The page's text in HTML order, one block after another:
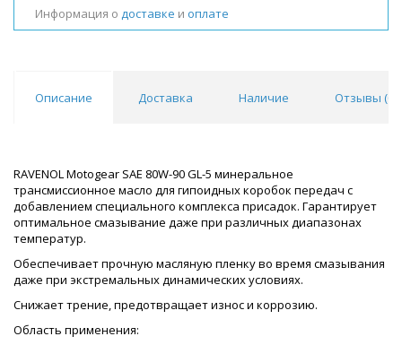
Информация о доставке и оплате
Описание Доставка Наличие Отзывы (0
RAVENOL Motogear SAE 80W-90 GL-5 минеральное
трансмиссионное масло для гипоидных коробок передач с
добавлением специального комплекса присадок. Гарантирует
оптимальное смазывание даже при различных диапазонах
температур.
Обеспечивает прочную масляную пленку во время смазывания
даже при экстремальных динамических условиях.
Снижает трение, предотвращает износ и коррозию.
Область применения: